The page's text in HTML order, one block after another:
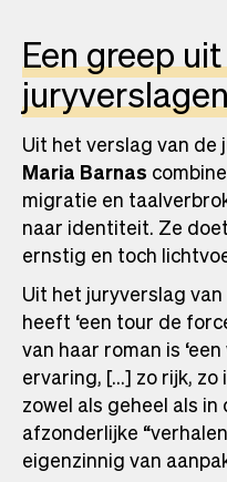
Een greep
Uit het verslag van de
Maria Barnas
migratie en
naar identiteit. Ze
ernstig en toch
Uit het juryverslag
heeft ‘een tour de
van haar roman is
ervaring, [...] zo rijk,
zowel als geheel als
afzonderlijke
eigenzinnig van